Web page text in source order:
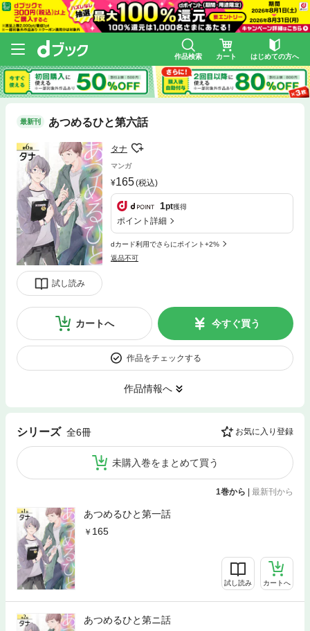
作品検索 カート はじめての方へ
最新刊 あつめるひと第六話
試し読み
タナ
マンガ
165(税込)
1pt獲得
ポイント詳細
dカード利用でさらにポイント+2%
返品不可
カートへ 今すぐ買う
作品をチェックする
作品情報へ
シリーズ 全6冊 お気に入り登録
未購入巻をまとめて買う
1巻から | 最新刊から
あつめるひと第一話
165
試し読み カートへ
あつめるひと第ニ話